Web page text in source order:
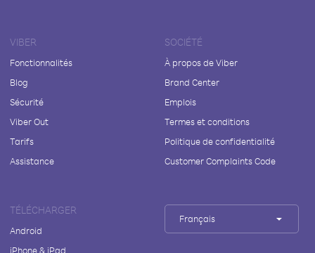
VIBER
Fonctionnalités
Blog
Sécurité
Viber Out
Tarifs
Assistance
SOCIÉTÉ
À propos de Viber
Brand Center
Emplois
Termes et conditions
Politique de confidentialité
Customer Complaints Code
TÉLÉCHARGER
Android
iPhone & iPad
Français